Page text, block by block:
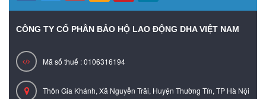
CÔNG TY CỔ PHẦN BẢO HỘ LAO ĐỘNG DHA VIỆT NAM
Mã số thuế : 0106316194
Thôn Gia Khánh, Xã Nguyễn Trãi, Huyện Thường Tín, TP Hà Nội